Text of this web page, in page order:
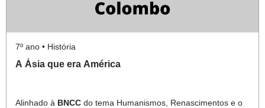
7º ano • História
A Ásia que era América
Alinhado à BNCC do tema Humanismos, Renascimentos e o